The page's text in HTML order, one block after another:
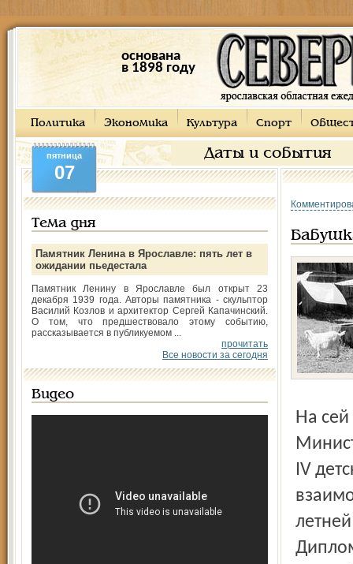
основана
в 1898 году
Политика Экономика Культура Спорт
Даты и события
пятница
07
Тема дня
Памятник Ленина в Ярославле: пять лет в
ожидании пьедестала
Памятник Ленину в Ярославле был открыт 23
декабря 1939 года. Авторы памятника - скульптор
Василий Козлов и архитектор Сергей Капачинский.
О том, что предшествовало этому событию,
рассказывается в публикуемом ...
прочитать
Все новости за сегодня
Видео
На сей раз во Владимире, на организованном с участием
IV